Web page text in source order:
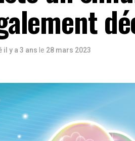
il y a 3 ans le 28 mars 2023